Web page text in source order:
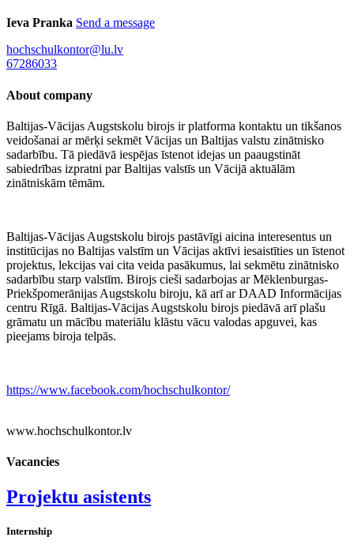
Ieva Pranka Send a message
hochschulkontor@lu.lv
67286033
About company
Baltijas-Vācijas Augstskolu birojs ir platforma kontaktu un tikšanos
veidošanai ar mērķi sekmēt Vācijas un Baltijas valstu zinātnisko
sadarbību. Tā piedāvā iespējas īstenot idejas un paaugstināt
sabiedrības izpratni par Baltijas valstīs un Vācijā aktuālām
zinātniskām tēmām.
Baltijas-Vācijas Augstskolu birojs pastāvīgi aicina interesentus un
institūcijas no Baltijas valstīm un Vācijas aktīvi iesaistīties un īstenot
projektus, lekcijas vai cita veida pasākumus, lai sekmētu zinātnisko
sadarbību starp valstīm. Birojs cieši sadarbojas ar Mēklenburgas-
Priekšpomerānijas Augstskolu biroju, kā arī ar DAAD Informācijas
centru Rīgā. Baltijas-Vācijas Augstskolu birojs piedāvā arī plašu
grāmatu un mācību materiālu klāstu vācu valodas apguvei, kas
pieejams biroja telpās.
https://www.facebook.com/hochschulkontor/
www.hochschulkontor.lv
Vacancies
Projektu asistents
Internship